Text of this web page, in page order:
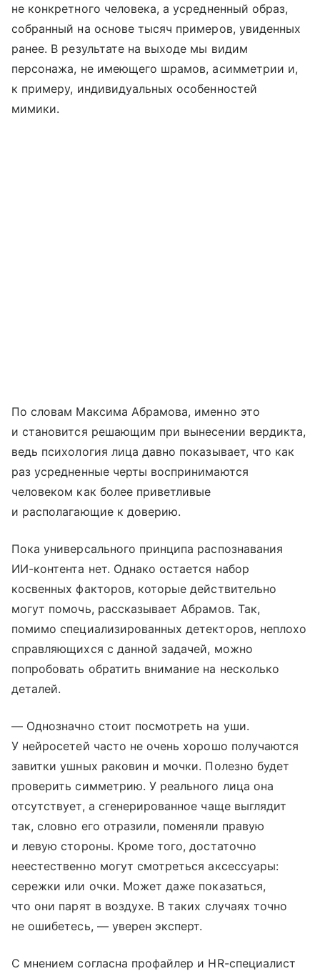
не конкретного человека, а усредненный образ,
собранный на основе тысяч примеров, увиденных
ранее. В результате на выходе мы видим
персонажа, не имеющего шрамов, асимметрии и,
к примеру, индивидуальных особенностей
мимики.
По словам Максима Абрамова, именно это
и становится решающим при вынесении вердикта,
ведь психология лица давно показывает, что как
раз усредненные черты воспринимаются
человеком как более приветливые
и располагающие к доверию.
Пока универсального принципа распознавания
ИИ-контента нет. Однако остается набор
косвенных факторов, которые действительно
могут помочь, рассказывает Абрамов. Так,
помимо специализированных детекторов, неплохо
справляющихся с данной задачей, можно
попробовать обратить внимание на несколько
деталей.
— Однозначно стоит посмотреть на уши.
У нейросетей часто не очень хорошо получаются
завитки ушных раковин и мочки. Полезно будет
проверить симметрию. У реального лица она
отсутствует, а сгенерированное чаще выглядит
так, словно его отразили, поменяли правую
и левую стороны. Кроме того, достаточно
неестественно могут смотреться аксессуары:
сережки или очки. Может даже показаться,
что они парят в воздухе. В таких случаях точно
не ошибетесь, — уверен эксперт.
С мнением согласна профайлер и HR-специалист